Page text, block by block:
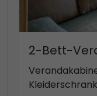
2-Bett-
Kleiderschrank